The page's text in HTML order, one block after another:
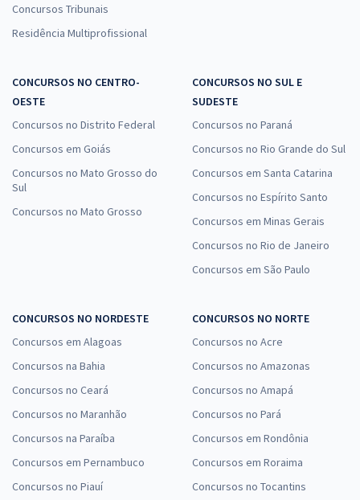
Concursos Tribunais
Residência Multiprofissional
CONCURSOS NO CENTRO-
OESTE
Concursos no Distrito Federal
Concursos em Goiás
Concursos no Mato Grosso do
Sul
Concursos no Mato Grosso
CONCURSOS NO SUL E
SUDESTE
Concursos no Paraná
Concursos no Rio Grande do Sul
Concursos em Santa Catarina
Concursos no Espírito Santo
Concursos em Minas Gerais
Concursos no Rio de Janeiro
Concursos em São Paulo
CONCURSOS NO NORDESTE
Concursos em Alagoas
Concursos na Bahia
Concursos no Ceará
Concursos no Maranhão
Concursos na Paraíba
Concursos em Pernambuco
Concursos no Piauí
CONCURSOS NO NORTE
Concursos no Acre
Concursos no Amazonas
Concursos no Amapá
Concursos no Pará
Concursos em Rondônia
Concursos em Roraima
Concursos no Tocantins